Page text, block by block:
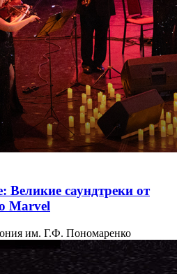
Великие саундтреки от
Marvel
им. Г.Ф. Пономаренко